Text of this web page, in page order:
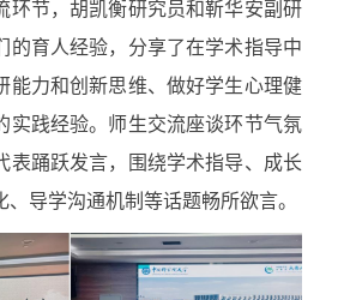
环节，胡凯衡研究员和靳华安副研
的育人经验，分享了在学术指导中
能力和创新思维、做好学生心理健
实践经验。师生交流座谈环节气氛
表踊跃发言，围绕学术指导、成长
、导学沟通机制等话题畅所欲言。